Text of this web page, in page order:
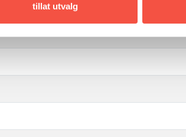
tillat utvalg